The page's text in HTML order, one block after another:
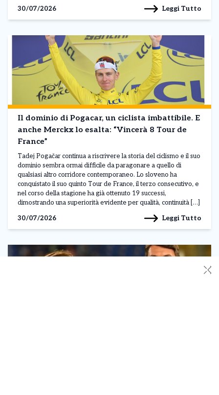
30/07/2026
Leggi Tutto
Il dominio di Pogacar, un ciclista imbattibile. E
anche Merckx lo esalta: “Vincerà 8 Tour de
France”
Tadej Pogačar continua a riscrivere la storia del ciclismo e il suo
dominio sembra ormai difficile da paragonare a quello di
qualsiasi altro corridore contemporaneo. Lo sloveno ha
conquistato il suo quinto Tour de France, il terzo consecutivo, e
nel corso della stagione ha già ottenuto 19 successi,
dimostrando una superiorità evidente per qualità, continuità […]
30/07/2026
Leggi Tutto
✕